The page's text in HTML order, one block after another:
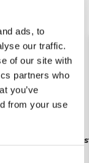
ads, to
our traffic.
of our site with
partners who
you’ve
from your use
Poster: